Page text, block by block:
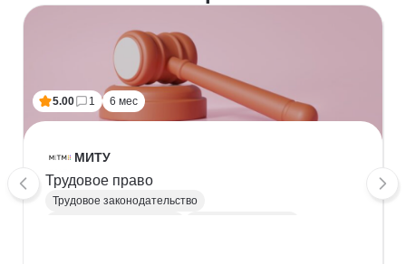
5.00 1 6 мес
МИТУ
Трудовое право
Трудовое законодательство